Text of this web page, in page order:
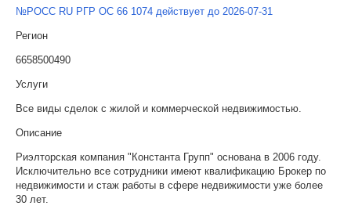
№РОСС RU РГР ОС 66 1074 действует до 2026-07-31
Регион
6658500490
Услуги
Все виды сделок с жилой и коммерческой недвижимостью.
Описание
Риэлторская компания "Константа Групп" основана в 2006 году.
Исключительно все сотрудники имеют квалификацию Брокер по
недвижимости и стаж работы в сфере недвижимости уже более
30 лет.